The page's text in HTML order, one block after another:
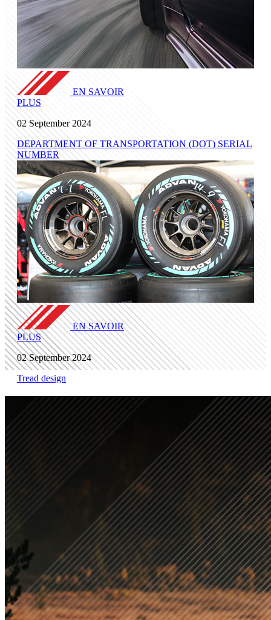
EN SAVOIR
PLUS
02 September 2024
DEPARTMENT OF TRANSPORTATION (DOT) SERIAL
NUMBER
EN SAVOIR
PLUS
02 September 2024
Tread design